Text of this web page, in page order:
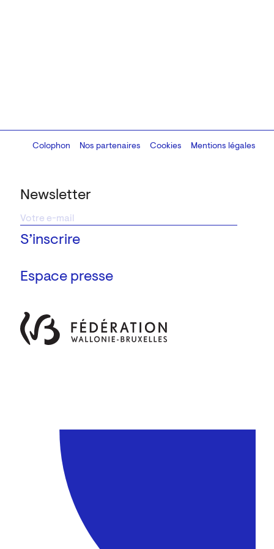
Newsletter
Espace presse
Colophon
Design:Marcel Kaczmarek, code:8080.studio
Nos partenaires Cookies Mentions légales